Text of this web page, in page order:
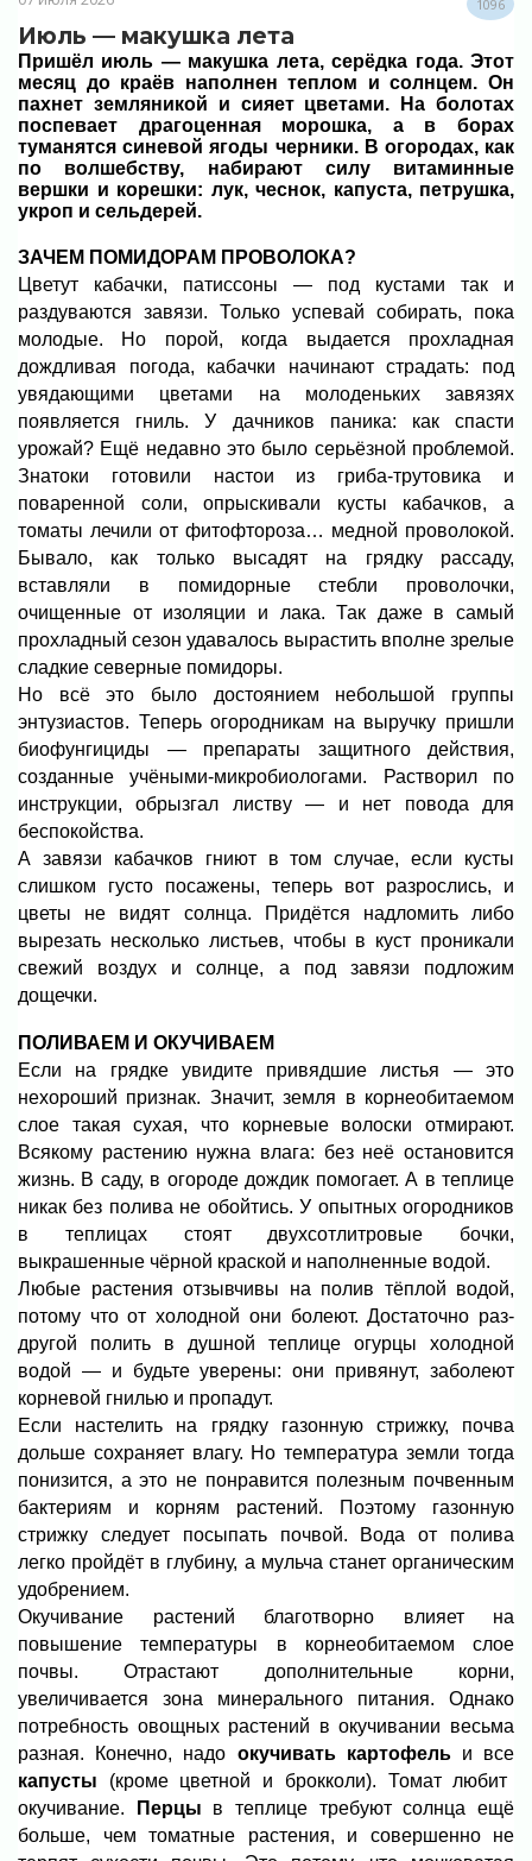
1096
Июль — макушка лета
Пришёл июль — макушка лета, серёдка года. Этот
месяц до краёв наполнен теплом и солнцем. Он
пахнет земляникой и сияет цветами. На болотах
поспевает драгоценная морошка, а в борах
туманятся синевой ягоды черники. В огородах, как
по волшебству, набирают силу витаминные
вершки и корешки: лук, чеснок, капуста, петрушка,
укроп и сельдерей.
ЗАЧЕМ ПОМИДОРАМ ПРОВОЛОКА?
Цветут кабачки, патиссоны — под кустами так и
раздуваются завязи. Только успевай собирать, пока
молодые. Но порой, когда выдается прохладная
дождливая погода, кабачки начинают страдать: под
увядающими цветами на молоденьких завязях
появляется гниль. У дачников паника: как спасти
урожай? Ещё недавно это было серьёзной проблемой.
Знатоки готовили настои из гриба-трутовика и
поваренной соли, опрыскивали кусты кабачков, а
томаты лечили от фитофтороза… медной проволокой.
Бывало, как только высадят на грядку рассаду,
вставляли в помидорные стебли проволочки,
очищенные от изоляции и лака. Так даже в самый
прохладный сезон удавалось вырастить вполне зрелые
сладкие северные помидоры.
Но всё это было достоянием небольшой группы
энтузиастов. Теперь огородникам на выручку пришли
биофунгициды — препараты защитного действия,
созданные учёными-микробиологами. Растворил по
инструкции, обрызгал листву — и нет повода для
беспокойства.
А завязи кабачков гниют в том случае, если кусты
слишком густо посажены, теперь вот разрослись, и
цветы не видят солнца. Придётся надломить либо
вырезать несколько листьев, чтобы в куст проникали
свежий воздух и солнце, а под завязи подложим
дощечки.
ПОЛИВАЕМ И ОКУЧИВАЕМ
Если на грядке увидите привядшие листья — это
нехороший признак. Значит, земля в корнеобитаемом
слое такая сухая, что корневые волоски отмирают.
Всякому растению нужна влага: без неё остановится
жизнь. В саду, в огороде дождик помогает. А в теплице
никак без полива не обойтись. У опытных огородников
в теплицах стоят двухсотлитровые бочки,
выкрашенные чёрной краской и наполненные водой.
Любые растения отзывчивы на полив тёплой водой,
потому что от холодной они болеют. Достаточно раз-
другой полить в душной теплице огурцы холодной
водой — и будьте уверены: они привянут, заболеют
корневой гнилью и пропадут.
Если настелить на грядку газонную стрижку, почва
дольше сохраняет влагу. Но температура земли тогда
понизится, а это не понравится полезным почвенным
бактериям и корням растений. Поэтому газонную
стрижку следует посыпать почвой. Вода от полива
легко пройдёт в глубину, а мульча станет органическим
удобрением.
Окучивание растений благотворно влияет на
повышение температуры в корнеобитаемом слое
почвы. Отрастают дополнительные корни,
увеличивается зона минерального питания. Однако
потребность овощных растений в окучивании весьма
разная. Конечно, надо окучивать картофель и все
капусты (кроме цветной и брокколи). Томат любит
окучивание.
Перцы в теплице требуют солнца ещё
больше, чем томатные растения, и совершенно не